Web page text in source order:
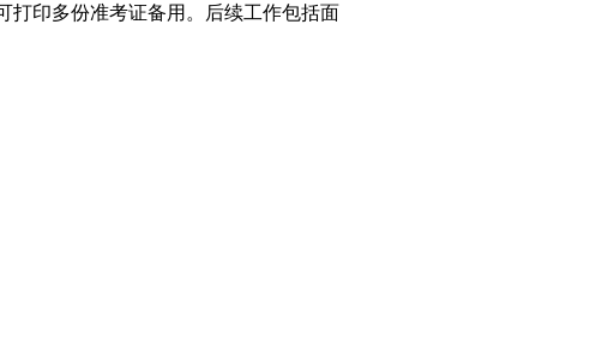
打印多份准考证备用。后续工作包括面